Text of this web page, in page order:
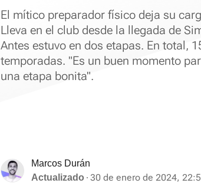
El mítico preparador físico deja su
Lleva en el club desde la llegada de
Antes estuvo en dos etapas. En total,
temporadas. "Es un buen momento
una etapa bonita".
Marcos Durán
Actualizado
30 de enero de 2024,